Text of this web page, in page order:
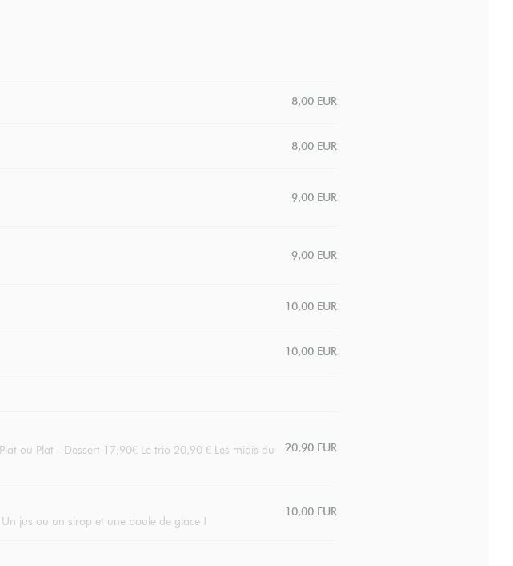
8,00 EUR
8,00 EUR
9,00 EUR
9,00 EUR
10,00 EUR
10,00 EUR
ou Plat - Dessert 17,90€ Le trio 20,90 € Les midis du
20,90 EUR
jus ou un sirop et une boule de glace !
10,00 EUR